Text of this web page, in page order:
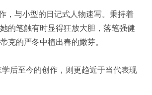
，与小型的日记式人物速写。秉持着
的笔触有时显得狂放大胆，落笔强健
克的严冬中植出春的嫩芽。
后至今的创作，则更趋近于当代表现